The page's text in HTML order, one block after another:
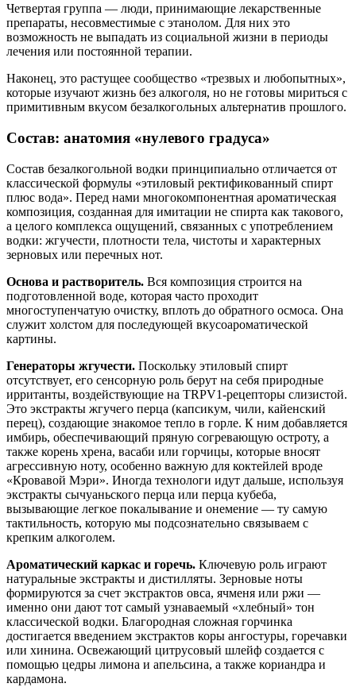
Четвертая группа — люди, принимающие лекарственные
препараты, несовместимые с этанолом. Для них это
возможность не выпадать из социальной жизни в периоды
лечения или постоянной терапии.
Наконец, это растущее сообщество «трезвых и любопытных»,
которые изучают жизнь без алкоголя, но не готовы мириться с
примитивным вкусом безалкогольных альтернатив прошлого.
Состав: анатомия «нулевого градуса»
Состав безалкогольной водки принципиально отличается от
классической формулы «этиловый ректификованный спирт
плюс вода». Перед нами многокомпонентная ароматическая
композиция, созданная для имитации не спирта как такового,
а целого комплекса ощущений, связанных с употреблением
водки: жгучести, плотности тела, чистоты и характерных
зерновых или перечных нот.
Основа и растворитель. Вся композиция строится на
подготовленной воде, которая часто проходит
многоступенчатую очистку, вплоть до обратного осмоса. Она
служит холстом для последующей вкусоароматической
картины.
Генераторы жгучести. Поскольку этиловый спирт
отсутствует, его сенсорную роль берут на себя природные
ирританты, воздействующие на TRPV1-рецепторы слизистой.
Это экстракты жгучего перца (капсикум, чили, кайенский
перец), создающие знакомое тепло в горле. К ним добавляется
имбирь, обеспечивающий пряную согревающую остроту, а
также корень хрена, васаби или горчицы, которые вносят
агрессивную ноту, особенно важную для коктейлей вроде
«Кровавой Мэри». Иногда технологи идут дальше, используя
экстракты сычуаньского перца или перца кубеба,
вызывающие легкое покалывание и онемение — ту самую
тактильность, которую мы подсознательно связываем с
крепким алкоголем.
Ароматический каркас и горечь. Ключевую роль играют
натуральные экстракты и дистилляты. Зерновые ноты
формируются за счет экстрактов овса, ячменя или ржи —
именно они дают тот самый узнаваемый «хлебный» тон
классической водки. Благородная сложная горчинка
достигается введением экстрактов коры ангостуры, горечавки
или хинина. Освежающий цитрусовый шлейф создается с
помощью цедры лимона и апельсина, а также кориандра и
кардамона.